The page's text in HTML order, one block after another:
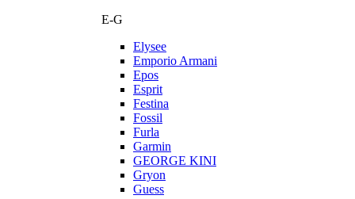
E-G
Elysee
Emporio Armani
Epos
Esprit
Festina
Fossil
Furla
Garmin
GEORGE KINI
Gryon
Guess